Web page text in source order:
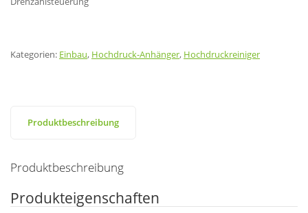
Kategorien: Einbau, Hochdruck-Anhänger, Hochdruckreiniger
Produktbeschreibung
Produktbeschreibung
Produkteigenschaften